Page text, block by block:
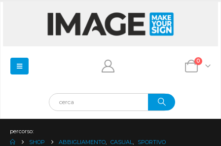
0
percorso:
SHOP
ABBIGLIAMENTO CASUAL SPORTIVO